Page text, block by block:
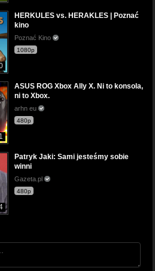
HERKULES vs. HERAKLES | Poznać
kino
Poznać Kino
1080p
ASUS ROG Xbox Ally X. Ni to konsola,
ni to Xbox.
arhn eu
480p
Patryk Jaki: Sami jesteśmy sobie
winni
Gazeta.pl
480p